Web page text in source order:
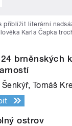
přiblížit literární
Karla Čapka
brněnských
Tomáš
ostrov